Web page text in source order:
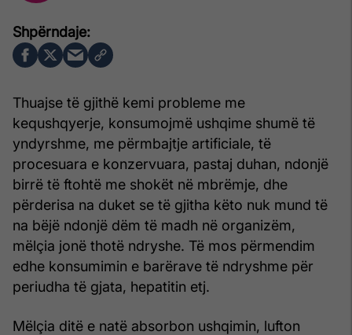
Thuajse të gjithë kemi probleme me
kequshqyerje, konsumojmë ushqime shumë të
yndyrshme, me përmbajtje artificiale, të
procesuara e konzervuara, pastaj duhan, ndonjë
birrë të ftohtë me shokët në mbrëmje, dhe
përderisa na duket se të gjitha këto nuk mund të
na bëjë ndonjë dëm të madh në organizëm,
mëlçia jonë thotë ndryshe. Të mos përmendim
edhe konsumimin e barërave të ndryshme për
periudha të gjata, hepatitin etj.
Mëlçia ditë e natë absorbon ushqimin, lufton